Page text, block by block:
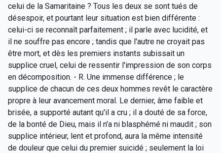
celui de la Samaritaine ? Tous les deux se sont tués de
désespoir, et pourtant leur situation est bien différente :
celui-ci se reconnaît parfaitement ; il parle avec lucidité, et
il ne souffre pas encore ; tandis que l'autre ne croyait pas
être mort, et dès les premiers instants subissait un
supplice cruel, celui de ressentir l'impression de son corps
en décomposition. - R. Une immense différence ; le
supplice de chacun de ces deux hommes revêt le caractère
propre à leur avancement moral. Le dernier, âme faible et
brisée, a supporté autant qu'il a cru ; il a douté de sa force,
de la bonté de Dieu, mais il n'a ni blasphémé ni maudit ; son
supplice intérieur, lent et profond, aura la même intensité
de douleur que celui du premier suicidé ; seulement la loi